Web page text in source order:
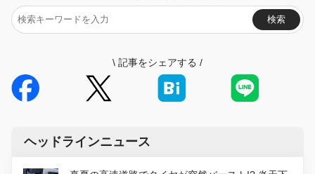
検索
\ 記事をシェアする /
ヘッドラインニュース